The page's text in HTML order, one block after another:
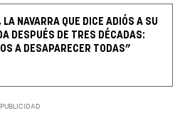
LA NAVARRA QUE DICE ADIÓS A SU
DESPUÉS DE TRES DÉCADAS:
A DESAPARECER TODAS”